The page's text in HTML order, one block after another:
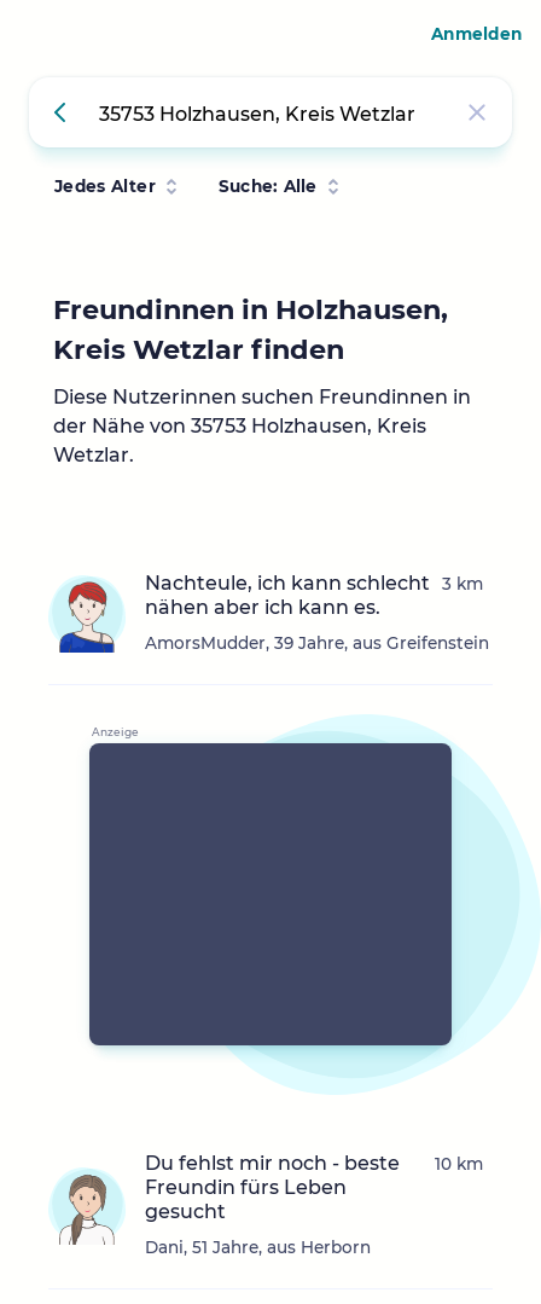
Jedes Alter Suche: Alle
Freundinnen in Holzhausen,
Kreis Wetzlar finden
Diese Nutzerinnen suchen Freundinnen in
der Nähe von 35753 Holzhausen, Kreis
Wetzlar.
Nachteule, ich kann schlecht
nähen aber ich kann es.
AmorsMudder, 39 Jahre, aus Greifenstein
3 km
Du fehlst mir noch - beste
Freundin fürs Leben
gesucht
Dani, 51 Jahre, aus Herborn
10 km
Anmelden